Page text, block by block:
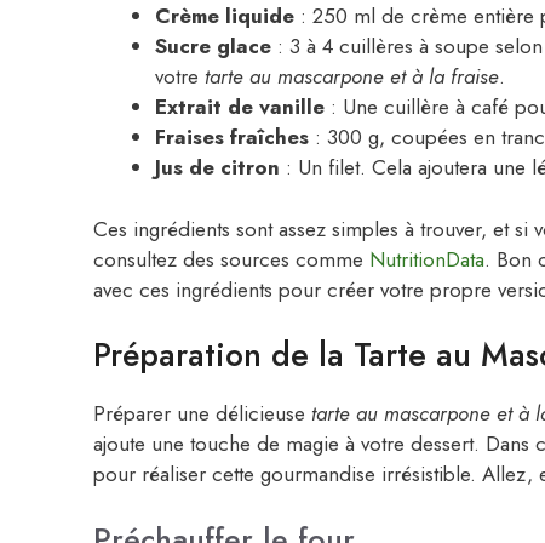
Crème liquide : 250 ml de crème entière
Sucre glace : 3 à 4 cuillères à soupe
votre tarte au mascarpone et à la fraise.
Extrait de vanille : Une cuillère à café
Fraises fraîches : 300 g, coupées en
Jus de citron : Un filet. Cela ajoutera une
Ces ingrédients sont assez simples à trouver, et
consultez des sources comme NutritionData. Bon
avec ces ingrédients pour créer votre propre
Préparation de la Tarte au
Préparer une délicieuse tarte au mascarpone et à
ajoute une touche de magie à votre dessert. Dans
pour réaliser cette gourmandise irrésistible. Allez,